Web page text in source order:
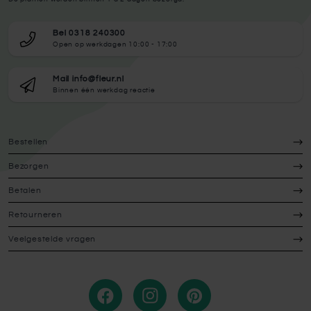
Bel 0318 240300
Open op werkdagen 10:00 - 17:00
Mail info@fleur.nl
Binnen één werkdag reactie
Bestellen
Bezorgen
Betalen
Retourneren
Veelgestelde vragen